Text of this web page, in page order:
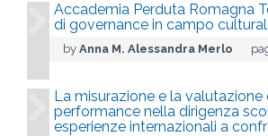
Accademia Perduta Romagna
di governance in campo
by Anna M. Alessandra Merlo
La misurazione e la valutazione
performance nella dirigenza
esperienze internazionali a